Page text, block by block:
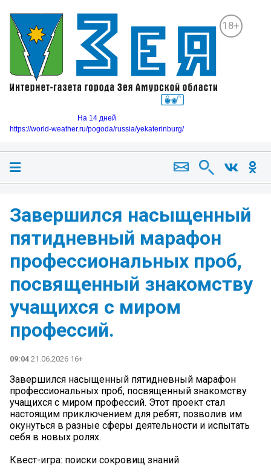
18+
На 14 дней
https://world-weather.ru/pogoda/russia/yekaterinburg/
Завершился насыщенный
пятидневный марафон
профессиональных проб,
посвященный знакомству
учащихся с миром
профессий.
09:04 21.06.2026 16+
Завершился насыщенный пятидневный марафон
профессиональных проб, посвященный знакомству
учащихся с миром профессий. Этот проект стал
настоящим приключением для ребят, позволив им
окунуться в разные сферы деятельности и испытать
себя в новых ролях.
Квест-игра: поиски сокровищ знаний